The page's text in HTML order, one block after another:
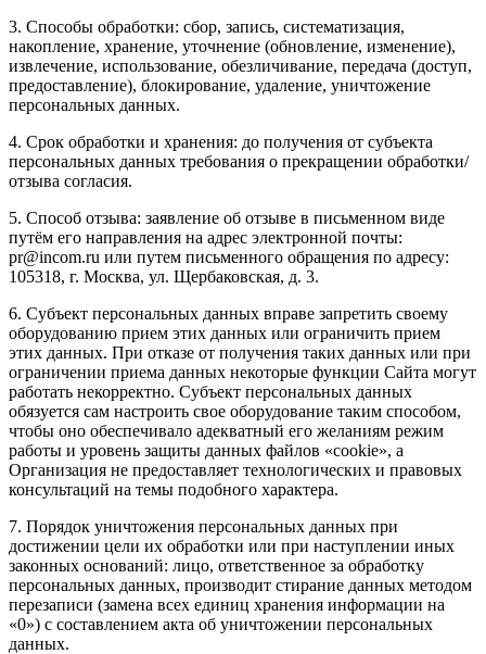
3. Способы обработки: сбор, запись, систематизация,
накопление, хранение, уточнение (обновление, изменение),
извлечение, использование, обезличивание, передача (доступ,
предоставление), блокирование, удаление, уничтожение
персональных данных.
4. Срок обработки и хранения: до получения от субъекта
персональных данных требования о прекращении обработки/
отзыва согласия.
5. Способ отзыва: заявление об отзыве в письменном виде
путём его направления на адрес электронной почты:
pr@incom.ru или путем письменного обращения по адресу:
105318, г. Москва, ул. Щербаковская, д. 3.
6. Субъект персональных данных вправе запретить своему
оборудованию прием этих данных или ограничить прием
этих данных. При отказе от получения таких данных или при
ограничении приема данных некоторые функции Сайта могут
работать некорректно. Субъект персональных данных
обязуется сам настроить свое оборудование таким способом,
чтобы оно обеспечивало адекватный его желаниям режим
работы и уровень защиты данных файлов «cookie», а
Организация не предоставляет технологических и правовых
консультаций на темы подобного характера.
7. Порядок уничтожения персональных данных при
достижении цели их обработки или при наступлении иных
законных оснований: лицо, ответственное за обработку
персональных данных, производит стирание данных методом
перезаписи (замена всех единиц хранения информации на
«0») с составлением акта об уничтожении персональных
данных.